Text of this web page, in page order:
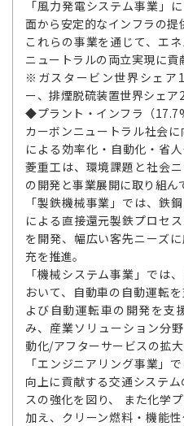
「風力発電システム事業」
面から安定的なインフラの提
これらの事業を通じて、エ
ニュートラルの両立実現に貢
※ガスタービン世界シェア
ー、排煙脱硫装置世界シェア
◆プラント・インフラ（
カーボンニュートラル社会
による効率化・自動化・省
菱重工は、環境課題と社会
の開発と事業展開に取り組ん
「製鉄機械事業」では、鉄
による直接還元製鉄プロセ
を開発、幅広い客先ニーズ
充を推進。
「機械システム事業」では
おいて、自動車の自動運転
よび自動運転車の開発を支
み、産業ソリューション分
動化/アフターサービスの拡大
「エンジニアリング事業」
向上に貢献する交通システ
スの強化を図り、 また化学
加え、クリーン燃料・機能